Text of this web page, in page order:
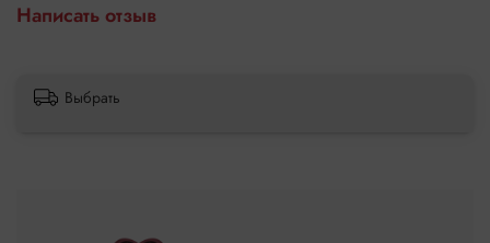
Написать отзыв
Выбрать